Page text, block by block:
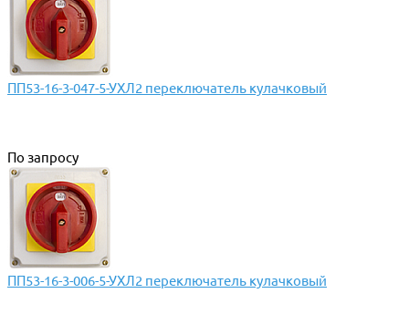
ПП53-16-3-047-5-УХЛ2 переключатель кулачковый
По запросу
ПП53-16-3-006-5-УХЛ2 переключатель кулачковый